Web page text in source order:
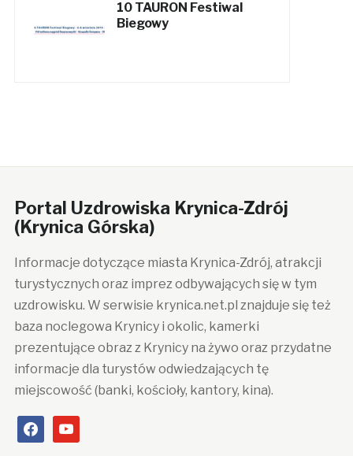
10 TAURON Festiwal
Biegowy
Portal Uzdrowiska Krynica-Zdrój
(Krynica Górska)
Informacje dotyczące miasta Krynica-Zdrój, atrakcji
turystycznych oraz imprez odbywających się w tym
uzdrowisku. W serwisie krynica.net.pl znajduje się też
baza noclegowa Krynicy i okolic, kamerki
prezentujące obraz z Krynicy na żywo oraz przydatne
informacje dla turystów odwiedzających tę
miejscowość (banki, kościoły, kantory, kina).
facebookyoutube